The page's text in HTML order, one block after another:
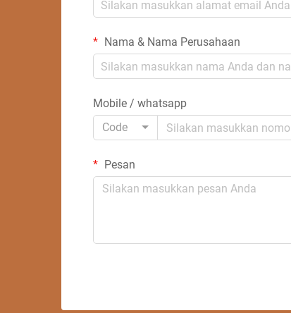
Nama & Nama Perusahaan
Mobile / whatsapp
Code
Pesan